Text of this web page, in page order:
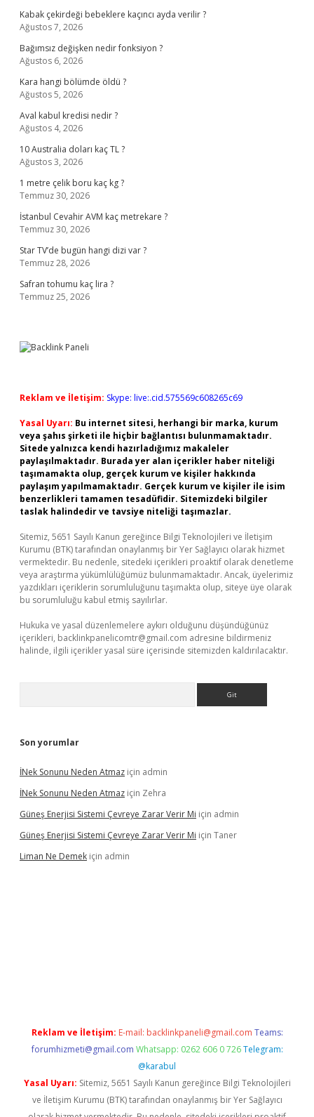
Kabak çekirdeği bebeklere kaçıncı ayda verilir ?
Ağustos 7, 2026
Bağımsız değişken nedir fonksiyon ?
Ağustos 6, 2026
Kara hangi bölümde öldü ?
Ağustos 5, 2026
Aval kabul kredisi nedir ?
Ağustos 4, 2026
10 Australia doları kaç TL ?
Ağustos 3, 2026
1 metre çelik boru kaç kg ?
Temmuz 30, 2026
İstanbul Cevahir AVM kaç metrekare ?
Temmuz 30, 2026
Star TV’de bugün hangi dizi var ?
Temmuz 28, 2026
Safran tohumu kaç lira ?
Temmuz 25, 2026
Reklam ve İletişim: Skype: live:.cid.575569c608265c69
Yasal Uyarı: Bu internet sitesi, herhangi bir marka, kurum
veya şahıs şirketi ile hiçbir bağlantısı bulunmamaktadır.
Sitede yalnızca kendi hazırladığımız makaleler
paylaşılmaktadır. Burada yer alan içerikler haber niteliği
taşımamakta olup, gerçek kurum ve kişiler hakkında
paylaşım yapılmamaktadır. Gerçek kurum ve kişiler ile isim
benzerlikleri tamamen tesadüfidir. Sitemizdeki bilgiler
taslak halindedir ve tavsiye niteliği taşımazlar.
Sitemiz, 5651 Sayılı Kanun gereğince Bilgi Teknolojileri ve İletişim
Kurumu (BTK) tarafından onaylanmış bir Yer Sağlayıcı olarak hizmet
vermektedir. Bu nedenle, sitedeki içerikleri proaktif olarak denetleme
veya araştırma yükümlülüğümüz bulunmamaktadır. Ancak, üyelerimiz
yazdıkları içeriklerin sorumluluğunu taşımakta olup, siteye üye olarak
bu sorumluluğu kabul etmiş sayılırlar.
Hukuka ve yasal düzenlemelere aykırı olduğunu düşündüğünüz
içerikleri, backlinkpanelicomtr@gmail.com adresine bildirmeniz
halinde, ilgili içerikler yasal süre içerisinde sitemizden kaldırılacaktır.
Son yorumlar
İNek Sonunu Neden Atmaz için admin
İNek Sonunu Neden Atmaz için Zehra
Güneş Enerjisi Sistemi Çevreye Zarar Verir Mi için admin
Güneş Enerjisi Sistemi Çevreye Zarar Verir Mi için Taner
Liman Ne Demek için admin
Reklam ve İletişim: E-mail: backlinkpaneli@gmail.com Teams:
forumhizmeti@gmail.com Whatsapp: 0262 606 0 726 Telegram:
@karabul
Yasal Uyarı: Sitemiz, 5651 Sayılı Kanun gereğince Bilgi Teknolojileri
ve İletişim Kurumu (BTK) tarafından onaylanmış bir Yer Sağlayıcı